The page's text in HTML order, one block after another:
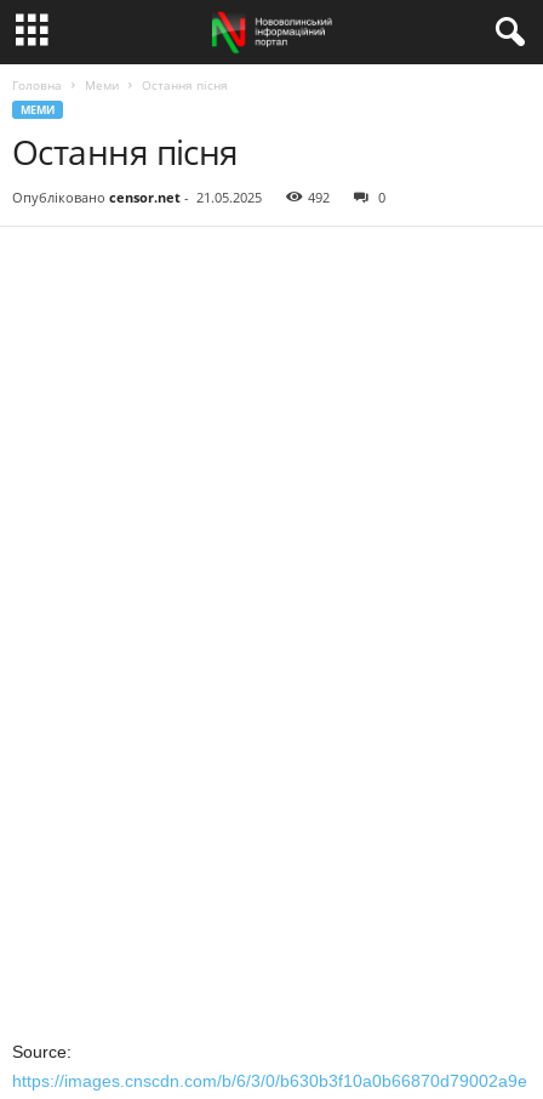
Головна Меми Остання пісня
МЕМИ
Остання пісня
Опубліковано censor.net - 21.05.2025 492 0
Source:
https://images.cnscdn.com/b/6/3/0/b630b3f10a0b66870d79002a9e